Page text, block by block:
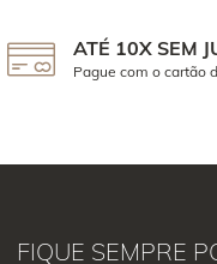
ATÉ 10X SEM
Pague com o cartão
FIQUE SEMPRE